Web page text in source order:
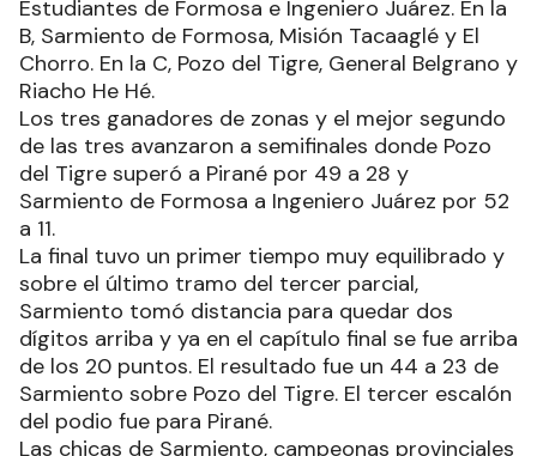
Estudiantes de Formosa e Ingeniero Juárez. En la
B, Sarmiento de Formosa, Misión Tacaaglé y El
Chorro. En la C, Pozo del Tigre, General Belgrano y
Riacho He Hé.
Los tres ganadores de zonas y el mejor segundo
de las tres avanzaron a semifinales donde Pozo
del Tigre superó a Pirané por 49 a 28 y
Sarmiento de Formosa a Ingeniero Juárez por 52
a 11.
La final tuvo un primer tiempo muy equilibrado y
sobre el último tramo del tercer parcial,
Sarmiento tomó distancia para quedar dos
dígitos arriba y ya en el capítulo final se fue arriba
de los 20 puntos. El resultado fue un 44 a 23 de
Sarmiento sobre Pozo del Tigre. El tercer escalón
del podio fue para Pirané.
Las chicas de Sarmiento, campeonas provinciales